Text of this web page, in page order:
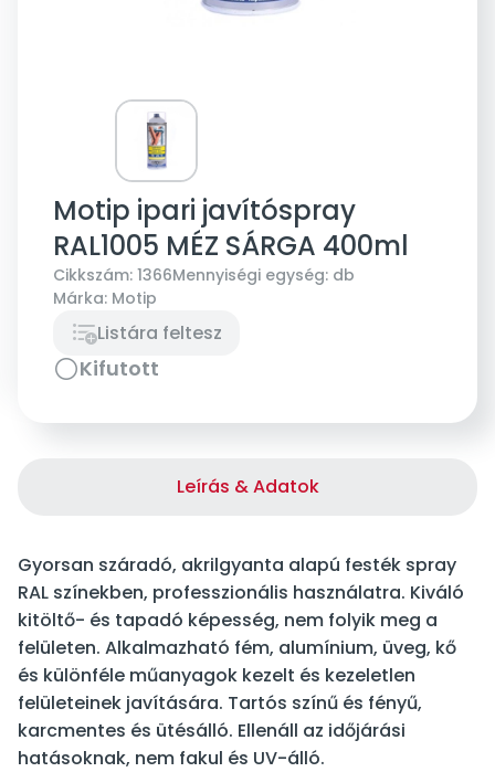
Motip ipari javítóspray
RAL1005 MÉZ SÁRGA 400ml
Cikkszám: 1366Mennyiségi egység: db
Márka: Motip
Listára feltesz
Kifutott
Leírás & Adatok
Gyorsan száradó, akrilgyanta alapú festék spray
RAL színekben, professzionális használatra. Kiváló
kitöltő- és tapadó képesség, nem folyik meg a
felületen. Alkalmazható fém, alumínium, üveg, kő
és különféle műanyagok kezelt és kezeletlen
felületeinek javítására. Tartós színű és fényű,
karcmentes és ütésálló. Ellenáll az időjárási
hatásoknak, nem fakul és UV-álló.